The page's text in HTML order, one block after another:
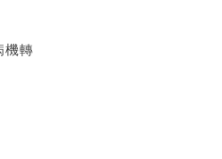
機轉